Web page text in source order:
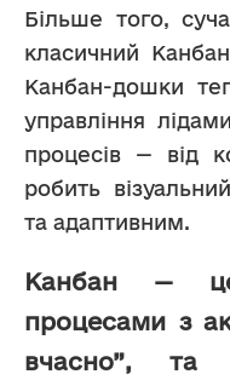
Більше того,
класичний
Канбан-дошки
управління
процесів — від
робить
та адаптивним.
Канбан — це
процесами з
вчасно”, та